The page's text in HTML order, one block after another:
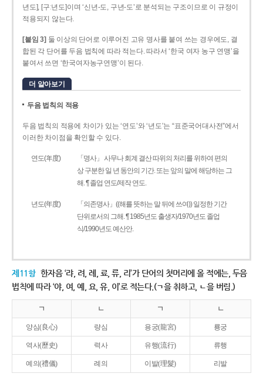
년도], [구ː년도]이며 ‘신년­-도, 구년-­도’로 분석되는 구조이므로 이 규정이
적용되지 않는다.
[붙임 3] 둘 이상의 단어로 이루어진 고유 명사를 붙여 쓰는 경우에도, 결
합된 각 단어를 두음 법칙에 따라 적는다. 따라서 ‘한국 여자 농구 연맹’을
붙여서 쓰면 ‘한국여자농구연맹’이 된다.
더 알아보기
두음 법칙의 적용
두음 법칙의 적용에 차이가 있는 ‘연도’와 ‘년도’는 “표준국어대사전”에서
이러한 차이점을 확인할 수 있다.
연도(年度)
「명사」 사무나 회계 결산 따위의 처리를 위하여 편의
상 구분한 일 년 동안의 기간. 또는 앞의 말에 해당하는 그
해. ¶ 졸업 연도/제작 연도.
년도(年度)
「의존명사」((해를 뜻하는 말 뒤에 쓰여)) 일정한 기간
단위로서의 그해. ¶ 1985년도 출생자/1970년도 졸업
식/1990년도 예산안.
제11항 한자음 ‘랴, 려, 례, 료, 류, 리’가 단어의 첫머리에 올 적에는, 두음
법칙에 따라 ‘야, 여, 예, 요, 유, 이’로 적는다.(ㄱ을 취하고, ㄴ을 버림.)
ㄱ ㄴ ㄱ ㄴ
양심(良心) 량심 용궁(龍宮) 룡궁
역사(歷史) 력사 유행(流行) 류행
예의(禮儀) 례의 이발(理髮) 리발